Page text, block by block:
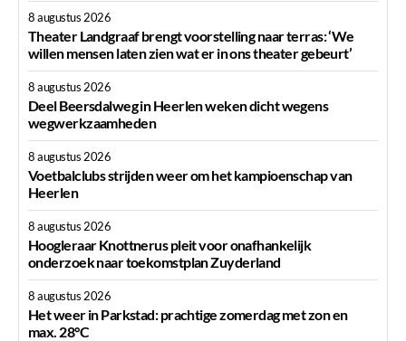
8 augustus 2026
Theater Landgraaf brengt voorstelling naar terras: ‘We
willen mensen laten zien wat er in ons theater gebeurt’
8 augustus 2026
Deel Beersdalweg in Heerlen weken dicht wegens
wegwerkzaamheden
8 augustus 2026
Voetbalclubs strijden weer om het kampioenschap van
Heerlen
8 augustus 2026
Hoogleraar Knottnerus pleit voor onafhankelijk
onderzoek naar toekomstplan Zuyderland
8 augustus 2026
Het weer in Parkstad: prachtige zomerdag met zon en
max. 28°C